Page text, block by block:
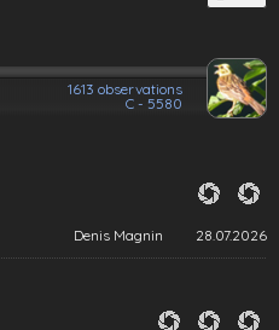
1613 observations
C - 5580
Denis Magnin 28.07.2026